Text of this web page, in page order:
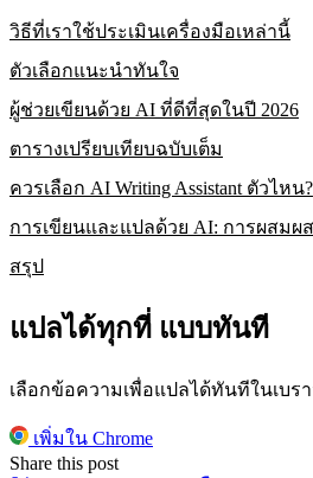
วิธีที่เราใช้ประเมินเครื่องมือเหล่านี้
ตัวเลือกแนะนำทันใจ
ผู้ช่วยเขียนด้วย AI ที่ดีที่สุดในปี 2026
ตารางเปรียบเทียบฉบับเต็ม
ควรเลือก AI Writing Assistant ตัวไหน?
การเขียนและแปลด้วย AI: การผสมผ
สรุป
แปลได้ทุกที่ แบบทันที
เลือกข้อความเพื่อแปลได้ทันทีในเบร
เพิ่มใน Chrome
Share this post